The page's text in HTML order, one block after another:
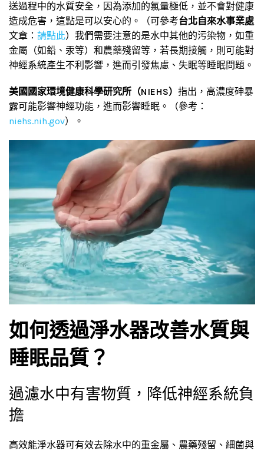
送過程中的水質安全，因為添加的氯量極低，並不會對健康
造成危害，這點是可以安心的。（可參考台北自來水事業處
文章： 請點此）我們需要注意的是水中其他的污染物，如重
金屬（如鉛、汞等）和農藥殘留等，若長期接觸，則可能對
神經系統產生不利影響，進而引發焦慮、失眠等睡眠問題。
美國國家環境健康科學研究所（NIEHS） 指出，高濃度砷暴
露可能影響神經功能，進而影響睡眠。（參考：
niehs.nih.gov）。
如何透過淨水器改善水質與
睡眠品質？
過濾水中有害物質，降低神經系統負
擔
高效能淨水器可有效去除水中的重金屬、農藥殘留、細菌與